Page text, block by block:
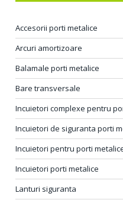
Accesorii porti metalice
Arcuri amortizoare
Balamale porti metalice
Bare transversale
Incuietori complexe pentru
Incuietori de siguranta porti
Incuietori pentru porti
Incuietori porti metalice
Lanturi siguranta